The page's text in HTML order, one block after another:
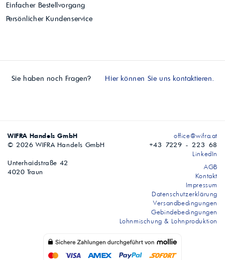
Einfacher Bestellvorgang
Persönlicher Kundenservice
Sie haben noch Fragen? Hier können Sie uns kontaktieren.
WIFRA Handels GmbH
© 2026 WIFRA Handels GmbH
Unterhaidstraße 42
4020 Traun
office@wifra.at
+43 7229 - 223 68
LinkedIn
AGB
Kontakt
Impressum
Datenschutzerklärung
Versandbedingungen
Gebindebedingungen
Lohnmischung & Lohnproduktion